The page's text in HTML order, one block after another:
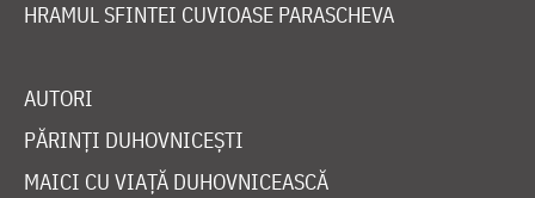
HRAMUL SFINTEI CUVIOASE PARASCHEVA
AUTORI
PĂRINȚI DUHOVNICEȘTI
MAICI CU VIAȚĂ DUHOVNICEASCĂ